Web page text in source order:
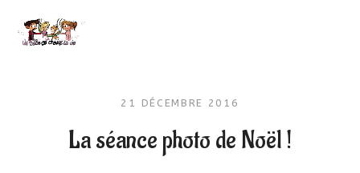
21 DÉCEMBRE 2016
La séance photo de Noël !